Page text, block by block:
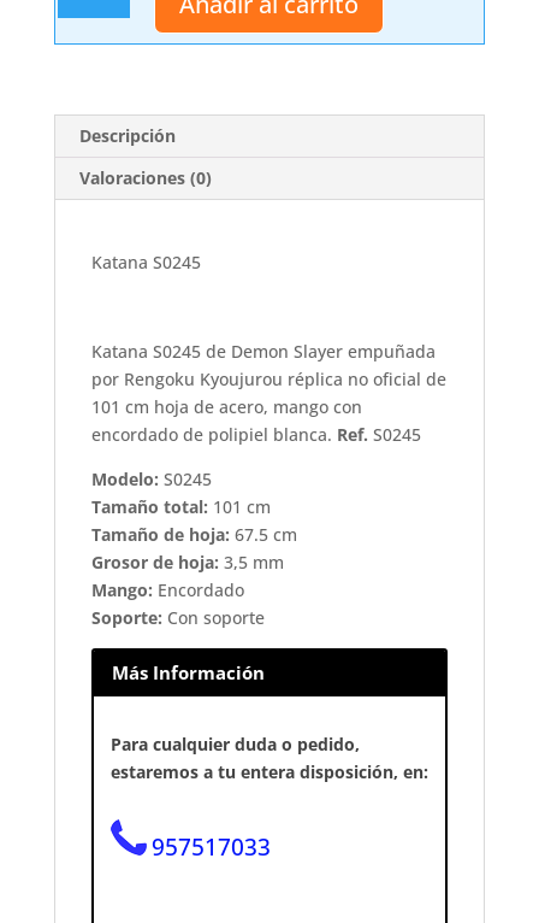
cantidad
Descripción
Valoraciones (0)
Katana S0245
Katana S0245 de Demon Slayer empuñada
por Rengoku Kyoujurou réplica no oficial de
101 cm hoja de acero, mango con
encordado de polipiel blanca. Ref. S0245
Modelo: S0245
Tamaño total: 101 cm
Tamaño de hoja: 67.5 cm
Grosor de hoja: 3,5 mm
Mango: Encordado
Soporte: Con soporte
Más Información
Para cualquier duda o pedido,
estaremos a tu entera disposición, en:
957517033